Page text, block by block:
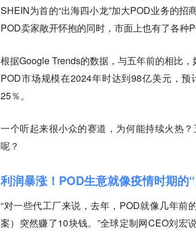
SHEIN为首的“出海四小龙”加大POD业务的
POD卖家敞开怀抱的同时，市面上也有了各
根据Google Trends的数据，与五年前的相比
POD市场规模在2024年时达到98亿美元，
25％。
一个听起来很小众的赛道，为何能持续火热
呢？
利润暴涨！POD生意就像疫情时期的
“对一些代工厂来说，去年，POD就像几年前
案）突然赚了10块钱。”全球定制网CEO刘宏